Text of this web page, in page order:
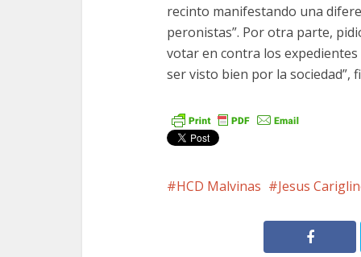
recinto manifestando una
peronistas”. Por otra parte,
votar en contra los
ser visto bien por la sociedad”,
HCD Malvinas Jesus